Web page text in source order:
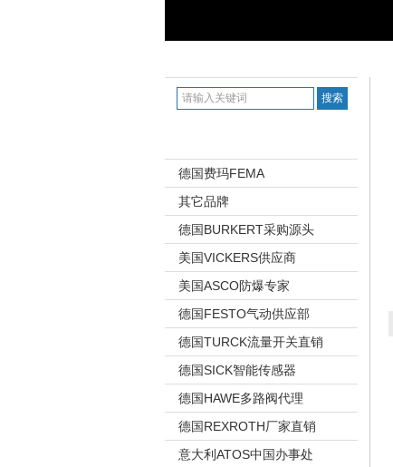
德国费玛FEMA
其它品牌
德国BURKERT采购源头
美国VICKERS供应商
美国ASCO防爆专家
德国FESTO气动供应部
德国TURCK流量开关直销
德国SICK智能传感器
德国HAWE多路阀代理
德国REXROTH厂家直销
意大利ATOS中国办事处